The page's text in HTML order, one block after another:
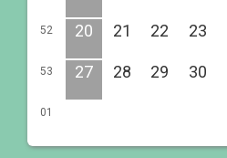
52 20 21 22 23
53 27 28 29 30
01